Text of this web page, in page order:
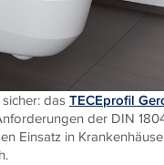
dasTECEprofil
der DIN
Einsatz in